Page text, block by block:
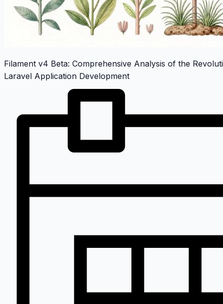
Filament v4 Beta: Comprehensive Analysis of the
Laravel Application Development